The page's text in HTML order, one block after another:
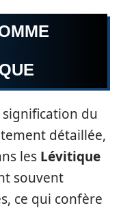
du
détaillée,
les Lévitique
souvent
ce qui confère